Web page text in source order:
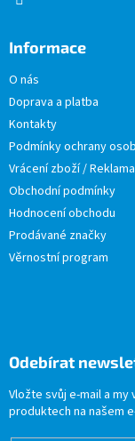
Informace
O nás
Doprava a platba
Kontakty
Podmínky ochrany
Vrácení zboží /
Obchodní podmínky
Hodnocení obchodu
Prodávané značky
Věrnostní program
Odebírat
Vložte svůj e-mail a
produktech na našem